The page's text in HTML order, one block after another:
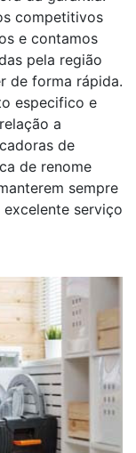
competitivos
e contamos
pela região
de forma rápida.
especifico e
a
de
de renome
sempre
serviço